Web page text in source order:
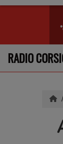
RADIO